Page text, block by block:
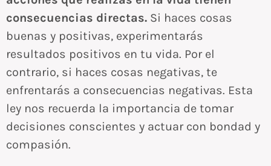
consecuencias directas. Si haces cosas
buenas y positivas, experimentarás
resultados positivos en tu vida. Por el
contrario, si haces cosas negativas, te
enfrentarás a consecuencias negativas. Esta
ley nos recuerda la importancia de tomar
decisiones conscientes y actuar con bondad y
compasión.